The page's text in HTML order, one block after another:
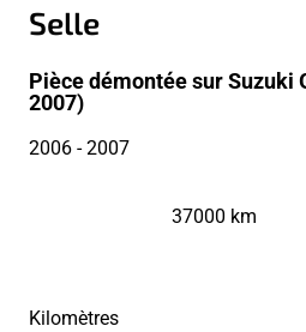
Selle
Pièce démontée sur Suzuki
2007)
2006- 2007
Kilomètres
37000 km